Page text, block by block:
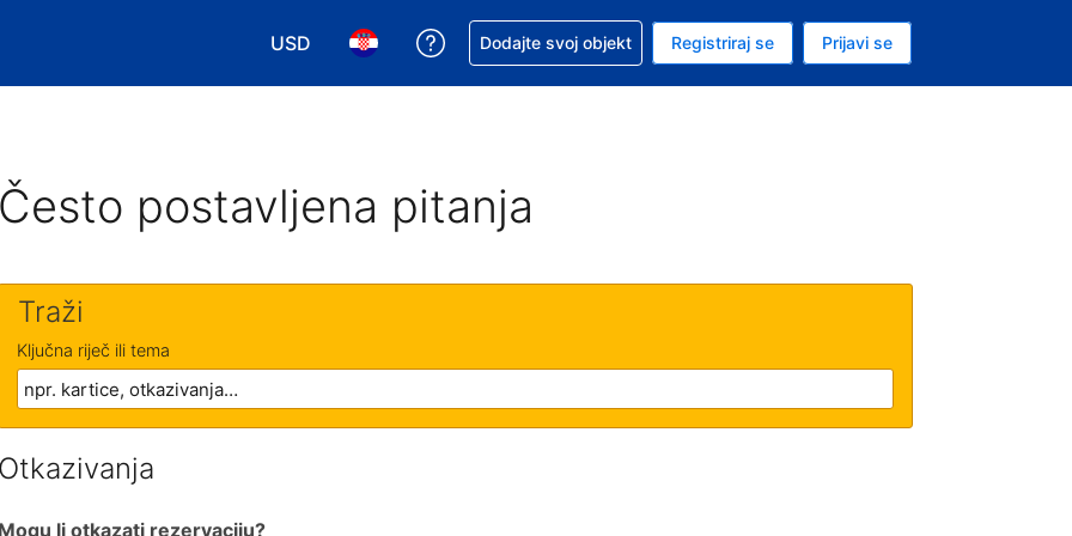
USD
Odaberite valutu. Vaša je trenutačna valuta Američki dolar
Odaberite svoj jezik. Vaš je trenutačni jezik Hrvatskom
Zatražite pomoć sa svojom rezervacijom
Dodajte svoj objekt Registriraj se Prijavi se
postavljena pitanja
Traži
Ključna riječ ili tema
li otkazati rezervaciju?